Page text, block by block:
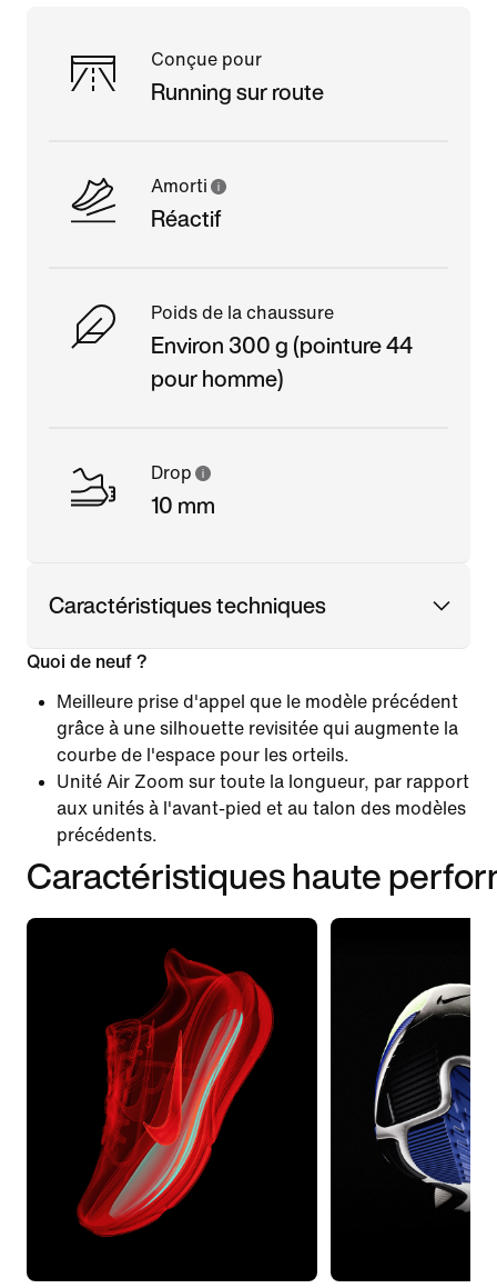
Conçue pour
Running sur route
Amorti
Réactif
Poids de la chaussure
Environ 300 g (pointure 44
pour homme)
Drop
10 mm
Caractéristiques techniques
Quoi de neuf ?
Meilleure prise d'appel que le modèle précédent
grâce à une silhouette revisitée qui augmente la
courbe de l'espace pour les orteils.
Unité Air Zoom sur toute la longueur, par rapport
aux unités à l'avant-pied et au talon des modèles
précédents.
Caractéristiques haute